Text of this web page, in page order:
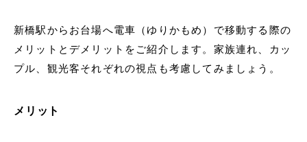
新橋駅からお台場へ電車（ゆりかもめ）で移動する際の
メリットとデメリットをご紹介します。家族連れ、カッ
プル、観光客それぞれの視点も考慮してみましょう。
メリット